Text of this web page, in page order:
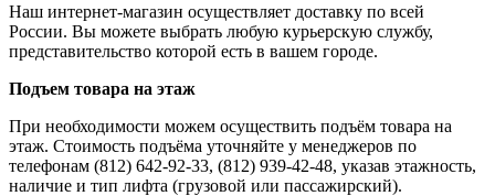
Наш интернет-магазин осуществляет доставку по всей
России. Вы можете выбрать любую курьерскую службу,
представительство которой есть в вашем городе.
Подъем товара на этаж
При необходимости можем осуществить подъём товара на
этаж. Стоимость подъёма уточняйте у менеджеров по
телефонам (812) 642-92-33, (812) 939-42-48, указав этажность,
наличие и тип лифта (грузовой или пассажирский).